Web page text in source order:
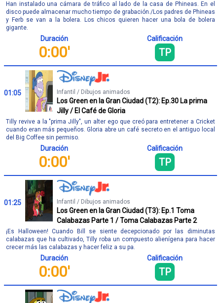
Han instalado una cámara de tráfico al lado de la casa de Phineas. En el
disco puede almacenar mucho tiempo de grabación./Los padres de Phineas
y Ferb se van a la bolera. Los chicos quieren hacer una bola de bolera
gigante.
Duración
0:00'
Calificación
TP
01:05 Infantil / Dibujos animados
Los Green en la Gran Ciudad (T2): Ep.30 La prima
Jilly / El Café de Gloria
Tilly revive a la "prima Jilly", un alter ego que creó para entretener a Cricket
cuando eran más pequeños. Gloria abre un café secreto en el antiguo local
del Big Coffee sin permiso.
Duración
0:00'
Calificación
TP
01:25 Infantil / Dibujos animados
Los Green en la Gran Ciudad (T3): Ep.1 Toma
Calabazas Parte 1 / Toma Calabazas Parte 2
¡Es Halloween! Cuando Bill se siente decepcionado por las diminutas
calabazas que ha cultivado, Tilly roba un compuesto alienígena para hacer
crecer más las calabazas y hacer feliz a su pa.
Duración
0:00'
Calificación
TP